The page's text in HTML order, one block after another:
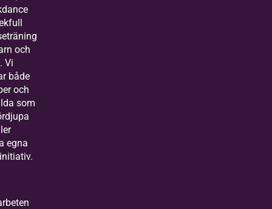
och
Vi
både
och
som
egna